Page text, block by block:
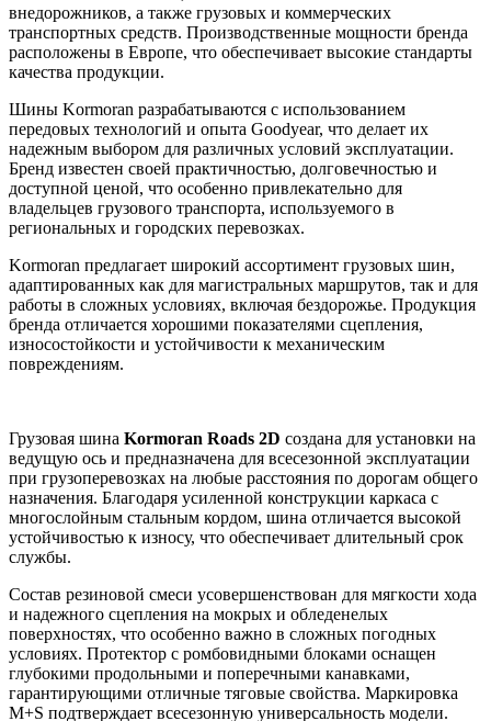
внедорожников, а также грузовых и коммерческих
транспортных средств. Производственные мощности бренда
расположены в Европе, что обеспечивает высокие стандарты
качества продукции.
Шины Kormoran разрабатываются с использованием
передовых технологий и опыта Goodyear, что делает их
надежным выбором для различных условий эксплуатации.
Бренд известен своей практичностью, долговечностью и
доступной ценой, что особенно привлекательно для
владельцев грузового транспорта, используемого в
региональных и городских перевозках.
Kormoran предлагает широкий ассортимент грузовых шин,
адаптированных как для магистральных маршрутов, так и для
работы в сложных условиях, включая бездорожье. Продукция
бренда отличается хорошими показателями сцепления,
износостойкости и устойчивости к механическим
повреждениям.
Грузовая шина Kormoran Roads 2D создана для установки на
ведущую ось и предназначена для всесезонной эксплуатации
при грузоперевозках на любые расстояния по дорогам общего
назначения. Благодаря усиленной конструкции каркаса с
многослойным стальным кордом, шина отличается высокой
устойчивостью к износу, что обеспечивает длительный срок
службы.
Состав резиновой смеси усовершенствован для мягкости хода
и надежного сцепления на мокрых и обледенелых
поверхностях, что особенно важно в сложных погодных
условиях. Протектор с ромбовидными блоками оснащен
глубокими продольными и поперечными канавками,
гарантирующими отличные тяговые свойства. Маркировка
M+S подтверждает всесезонную универсальность модели.